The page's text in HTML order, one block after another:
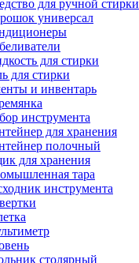
для ручной стирки
универсал
для стирки
для стирки
и инвентарь
инструмента
для хранения
полочный
для хранения
тара
инструмента
столярный